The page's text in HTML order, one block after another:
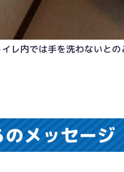
イレ内では手を洗わないと
メッセージ